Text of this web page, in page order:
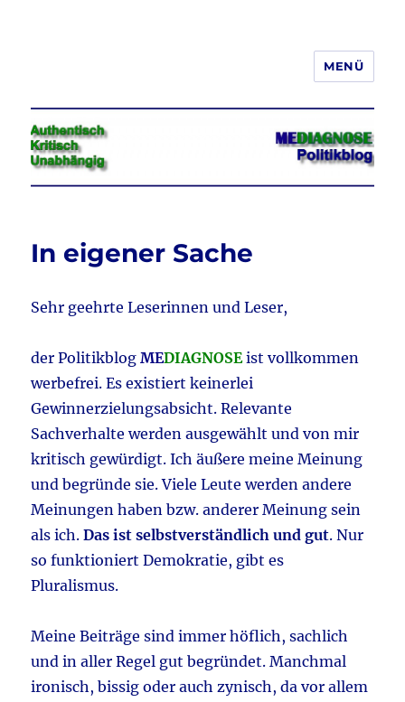
Jeder hat das Recht, seine
Meinung in Wort, Schrift und Bild
frei zu äußern und zu verbreiten
MENÜ
In eigener Sache
Sehr geehrte Leserinnen und Leser,
der PolitikblogMEDIAGNOSEist vollkommen
werbefrei. Es existiert keinerlei
Gewinnerzielungsabsicht. Relevante
Sachverhalte werden ausgewählt und von mir
kritisch gewürdigt. Ich äußere meine Meinung
und begründe sie. Viele Leute werden andere
Meinungen haben bzw. anderer Meinung sein
als ich.Das ist selbstverständlich und gut. Nur
so funktioniert Demokratie, gibt es
Pluralismus.
Meine Beiträge sind immer höflich, sachlich
und in aller Regel gut begründet. Manchmal
ironisch, bissig oder auch zynisch, da vor allem